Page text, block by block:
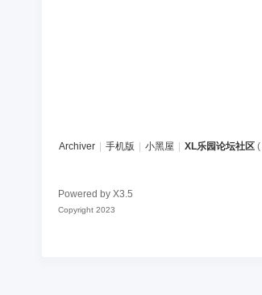
Archiver 手机版 小黑屋 XL乐园论坛社区 (
Powered by X3.5
Copyright 2023